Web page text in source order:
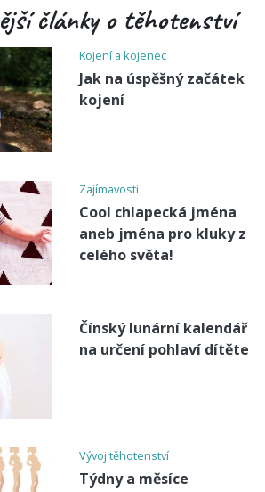
články o těhotenství
Kojení a kojenec
Jak na úspěšný začátek
kojení
Zajímavosti
Cool chlapecká jména
aneb jména pro kluky z
celého světa!
Čínský lunární kalendář
na určení pohlaví dítěte
Vývoj těhotenství
Týdny a měsíce